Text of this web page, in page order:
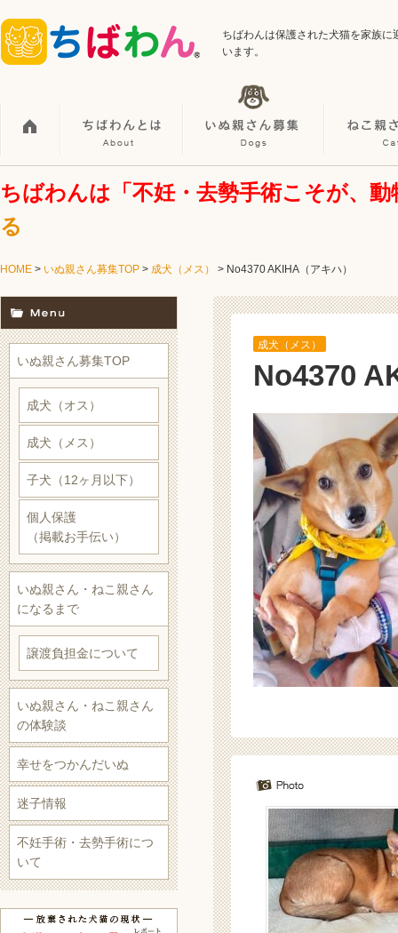
ちばわんは保護された犬猫を家族
います。
ちばわんは「不妊・去勢手術こそが、
る
HOME > いぬ親さん募集TOP > 成犬（メス） > No4370 AKIHA（アキハ）
成犬（メス）
No4370
いぬ親さん募集TOP
成犬（オス）
成犬（メス）
子犬（12ヶ月以下）
個人保護
（掲載お手伝い）
いぬ親さん・ねこ親さん
になるまで
譲渡負担金について
いぬ親さん・ねこ親さん
の体験談
幸せをつかんだいぬ
迷子情報
不妊手術・去勢手術につ
いて